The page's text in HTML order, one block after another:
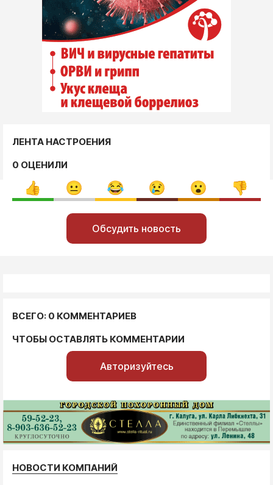
ЛЕНТА НАСТРОЕНИЯ
0 ОЦЕНИЛИ
Обсудить новость
ВСЕГО: 0 КОММЕНТАРИЕВ
ЧТОБЫ ОСТАВЛЯТЬ КОММЕНТАРИИ
Авторизуйтесь
НОВОСТИ КОМПАНИЙ